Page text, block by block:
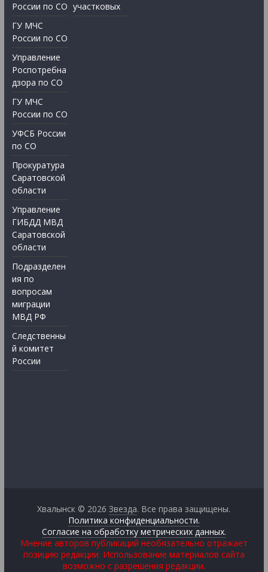
России по СО
ГУ МЧС
России по СО
Управление
Роспотребна
дзора по СО
ГУ МЧС
России по СО
УФСБ России
по СО
Прокуратура
Саратовской
области
Управление
ГИБДД МВД
Саратовской
области
Подразделен
ия по
вопросам
миграции
МВД РФ
Следственны
й комитет
России
участковых
Хвалынск © 2026Звезда. Все права защищены.
Политика конфиденциальности.
Согласие на обработку метрических данных.
Мнение авторов публикаций необязательно отражает
позицию редакции. Использование материалов сайта
возможно с разрешения редакции.